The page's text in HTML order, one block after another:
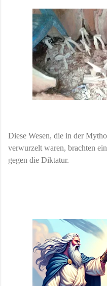
Diese Wesen, die in der
verwurzelt waren, brachten
gegen die Diktatur.